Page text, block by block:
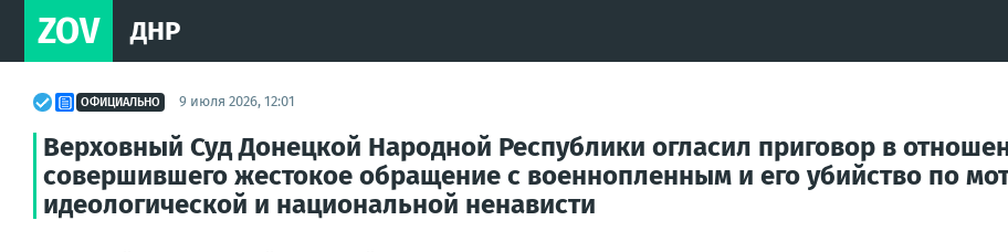
ZOV ДНР
ОФИЦИАЛЬНО 9 июля 2026, 12:01
Верховный Суд Донецкой Народной Республики огласил приговор в
совершившего жестокое обращение с военнопленным и его убийство по
идеологической и национальной ненависти